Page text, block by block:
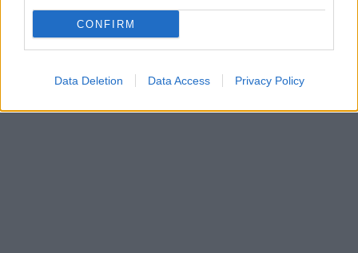
CONFIRM
Data Deletion Data Access Privacy Policy